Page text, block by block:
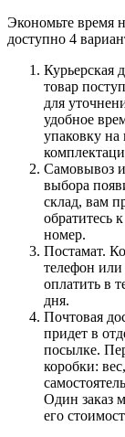
Экономьте время
доступно 4
Курьерская
товар
для
удобное
упаковку на
Самовывоз
выбора
склад, вам
обратитесь
номер.
Постамат.
телефон
оплатить в
дня.
Почтовая
придет в
посылке.
коробки:
Один заказ
его